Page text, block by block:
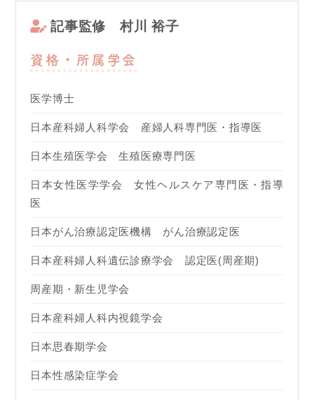
記事監修 村川 裕子
資格・所属学会
医学博士
日本産科婦人科学会 産婦人科専門医・指導医
日本生殖医学会 生殖医療専門医
日本女性医学学会 女性ヘルスケア専門医・指導
医
日本がん治療認定医機構 がん治療認定医
日本産科婦人科遺伝診療学会 認定医(周産期)
周産期・新生児学会
日本産科婦人科内視鏡学会
日本思春期学会
日本性感染症学会